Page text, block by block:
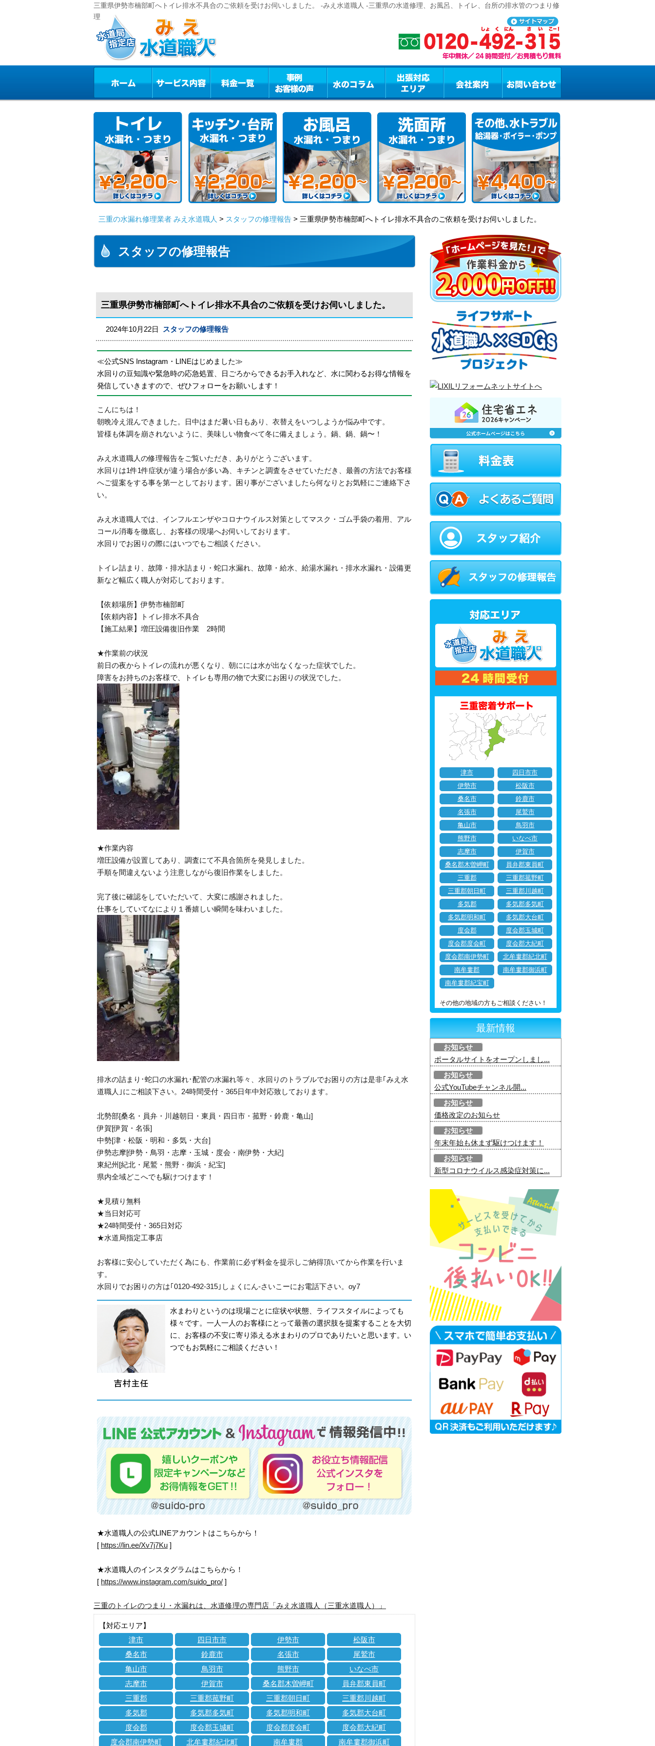
三重県伊勢市楠部町へトイレ排水不具合のご依頼を受けお伺いしました。 -みえ水道職人 -三重県の水道修理、お風呂、トイレ、台所の排水管のつまり修
理
三重の水漏れ修理業者 みえ水道職人 > スタッフの修理報告 > 三重県伊勢市楠部町へトイレ排水不具合のご依頼を受けお伺いしました。
スタッフの修理報告
三重県伊勢市楠部町へトイレ排水不具合のご依頼を受けお伺いしました。
2024年10月22日 スタッフの修理報告
≪公式SNS Instagram・LINEはじめました≫
水回りの豆知識や緊急時の応急処置、日ごろからできるお手入れなど、水に関わるお得な情報を
発信していきますので、ぜひフォローをお願いします！
こんにちは！
朝晩冷え混んできました。日中はまだ暑い日もあり、衣替えをいつしようか悩み中です。
皆様も体調を崩されないように、美味しい物食べて冬に備えましょう。鍋、鍋、鍋〜！
みえ水道職人の修理報告をご覧いただき、ありがとうございます。
水回りは1件1件症状が違う場合が多い為、キチンと調査をさせていただき、最善の方法でお客様
へご提案をする事を第一としております。困り事がございましたら何なりとお気軽にご連絡下さ
い。
みえ水道職人では、インフルエンザやコロナウイルス対策としてマスク・ゴム手袋の着用、アル
コール消毒を徹底し、お客様の現場へお伺いしております。
水回りでお困りの際にはいつでもご相談ください。
トイレ詰まり、故障・排水詰まり・蛇口水漏れ、故障・給水、給湯水漏れ・排水水漏れ・設備更
新など幅広く職人が対応しております。
【依頼場所】伊勢市楠部町
【依頼内容】トイレ排水不具合
【施工結果】増圧設備復旧作業 2時間
★作業前の状況
前日の夜からトイレの流れが悪くなり、朝にには水が出なくなった症状でした。
障害をお持ちのお客様で、トイレも専用の物で大変にお困りの状況でした。
★作業内容
増圧設備が設置してあり、調査にて不具合箇所を発見しました。
手順を間違えないよう注意しながら復旧作業をしました。
完了後に確認をしていただいて、大変に感謝されました。
仕事をしていてなにより１番嬉しい瞬間を味わいました。
排水の詰まり･蛇口の水漏れ･配管の水漏れ等々、水回りのトラブルでお困りの方は是非｢みえ水
道職人｣にご相談下さい。24時間受付・365日年中対応致しております。
北勢部[桑名・員弁・川越朝日・東員・四日市・菰野・鈴鹿・亀山]
伊賀[伊賀・名張]
中勢[津・松阪・明和・多気・大台]
伊勢志摩[伊勢・鳥羽・志摩・玉城・度会・南伊勢・大紀]
東紀州[紀北・尾鷲・熊野・御浜・紀宝]
県内全域どこへでも駆けつけます！
★見積り無料
★当日対応可
★24時間受付・365日対応
★水道局指定工事店
お客様に安心していただく為にも、作業前に必ず料金を提示しご納得頂いてから作業を行いま
す。
水回りでお困りの方は｢0120-492-315｣しょくにん-さいこーにお電話下さい。oy7
水まわりというのは現場ごとに症状や状態、ライフスタイルによっても
様々です。一人一人のお客様にとって最善の選択肢を提案することを大切
に、お客様の不安に寄り添える水まわりのプロでありたいと思います。い
つでもお気軽にご相談ください！
★水道職人の公式LINEアカウントはこちらから！
[ https://lin.ee/Xv7j7Ku ]
★水道職人のインスタグラムはこちらから！
[ https://www.instagram.com/suido_pro/ ]
三重のトイレのつまり・水漏れは、水道修理の専門店「みえ水道職人（三重水道職人）」
【対応エリア】
津市
四日市市 伊勢市
松阪市
桑名市
鈴鹿市 名張市
尾鷲市
亀山市
鳥羽市 熊野市
いなべ市
志摩市
伊賀市 桑名郡木曽岬町
員弁郡東員町
三重郡
三重郡菰野町 三重郡朝日町
三重郡川越町
多気郡
多気郡多気町 多気郡明和町
多気郡大台町
度会郡
度会郡玉城町 度会郡度会町
度会郡大紀町
度会郡南伊勢町
北牟婁郡紀北町 南牟婁郡 南牟婁郡御浜町
津市
四日市市
伊勢市
松阪市
桑名市
鈴鹿市
名張市
尾鷲市
亀山市
鳥羽市
熊野市
いなべ市
志摩市
伊賀市
桑名郡木曽岬町
員弁郡東員町
三重郡
三重郡菰野町
三重郡朝日町
三重郡川越町
多気郡
多気郡多気町
多気郡明和町
多気郡大台町
度会郡
度会郡玉城町
度会郡度会町
度会郡大紀町
度会郡南伊勢町
北牟婁郡紀北町
南牟婁郡
南牟婁郡御浜町
南牟婁郡紀宝町
その他の地域の方もご相談ください！
最新情報
お知らせ
ポータルサイトをオープンしまし...
お知らせ
公式YouTubeチャンネル開...
お知らせ
価格改定のお知らせ
お知らせ
年末年始も休まず駆けつけます！
お知らせ
新型コロナウイルス感染症対策に...